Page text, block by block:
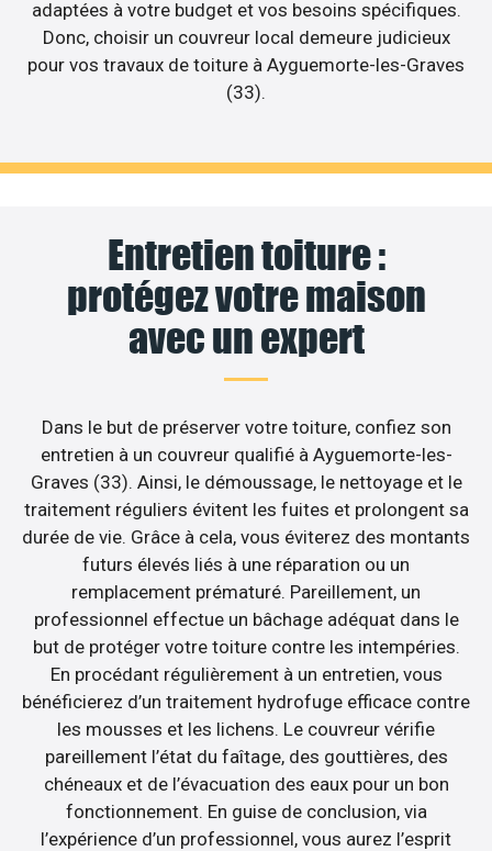
adaptées à votre budget et vos besoins spécifiques.
Donc, choisir un couvreur local demeure judicieux
pour vos travaux de toiture à Ayguemorte-les-Graves
(33).
Entretien toiture :
protégez votre maison
avec un expert
Dans le but de préserver votre toiture, confiez son
entretien à un couvreur qualifié à Ayguemorte-les-
Graves (33). Ainsi, le démoussage, le nettoyage et le
traitement réguliers évitent les fuites et prolongent sa
durée de vie. Grâce à cela, vous éviterez des montants
futurs élevés liés à une réparation ou un
remplacement prématuré. Pareillement, un
professionnel effectue un bâchage adéquat dans le
but de protéger votre toiture contre les intempéries.
En procédant régulièrement à un entretien, vous
bénéficierez d’un traitement hydrofuge efficace contre
les mousses et les lichens. Le couvreur vérifie
pareillement l’état du faîtage, des gouttières, des
chéneaux et de l’évacuation des eaux pour un bon
fonctionnement. En guise de conclusion, via
l’expérience d’un professionnel, vous aurez l’esprit